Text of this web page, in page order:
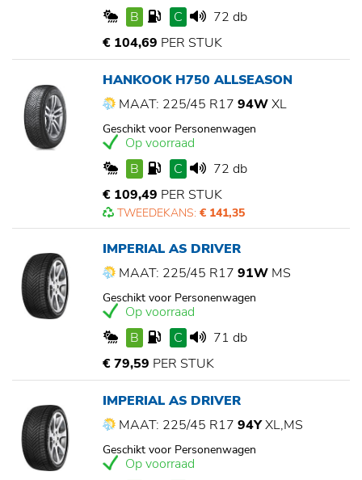
B C
72 db
€ 104,69 PER STUK
HANKOOK H750 ALLSEASON
MAAT: 225/45 R17 94WXL
Geschikt voor Personenwagen
Op voorraad
B
C
72 db
€ 109,49 PER STUK
TWEEDEKANS: € 141,35
IMPERIAL AS DRIVER
MAAT: 225/45 R17 91W MS
Geschikt voor Personenwagen
Op voorraad
B
C
71 db
€ 79,59 PER STUK
IMPERIAL AS DRIVER
MAAT: 225/45 R17 94YXL,MS
Geschikt voor Personenwagen
Op voorraad